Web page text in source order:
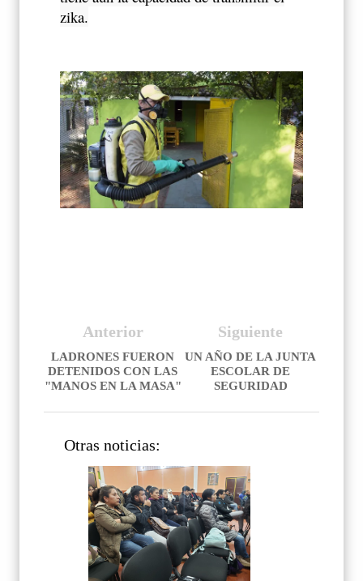
zika.
Siguiente
UN AÑO DE LA JUNTA
ESCOLAR DE
SEGURIDAD
Anterior
LADRONES FUERON
DETENIDOS CON LAS
"MANOS EN LA MASA"
Otras noticias: